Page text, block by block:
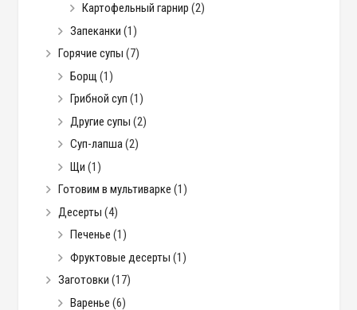
Картофельный гарнир (2)
Запеканки (1)
Горячие супы (7)
Борщ (1)
Грибной суп (1)
Другие супы (2)
Суп-лапша(2)
Щи (1)
Готовим в мультиварке (1)
Десерты (4)
Печенье (1)
Фруктовые десерты (1)
Заготовки (17)
Варенье (6)